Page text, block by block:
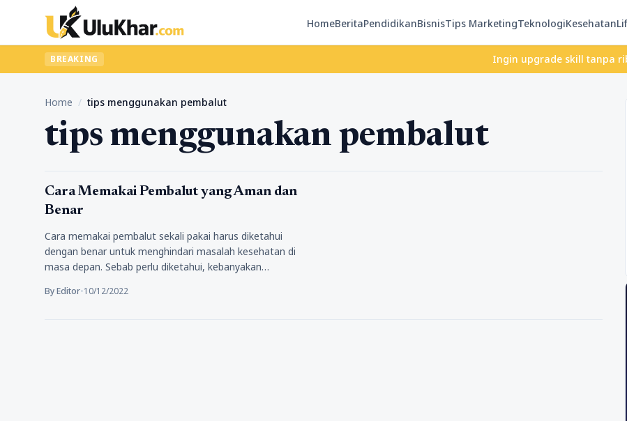
HomeBeritaPendidikanBisnisTips MarketingTeknologiKesehatan
BREAKING Ingin upgrade skill tanpa
Home / tips menggunakan pembalut
tips menggunakan pembalut
Kesehatan
Cara Memakai Pembalut yang Aman dan
Benar
Cara memakai pembalut sekali pakai harus diketahui
dengan benar untuk menghindari masalah kesehatan di
masa depan. Sebab perlu diketahui, kebanyakan…
By Editor•10/12/2022